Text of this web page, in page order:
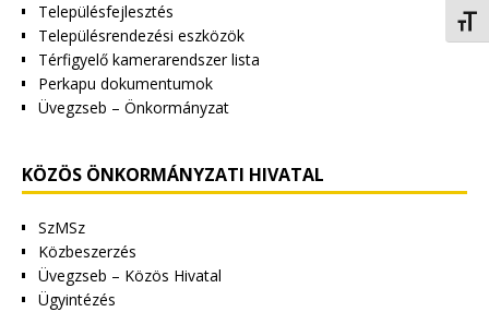
Településfejlesztés
Településrendezési eszközök
Térfigyelő kamerarendszer lista
Perkapu dokumentumok
Üvegzseb – Önkormányzat
KÖZÖS ÖNKORMÁNYZATI HIVATAL
SzMSz
Közbeszerzés
Üvegzseb – Közös Hivatal
Ügyintézés